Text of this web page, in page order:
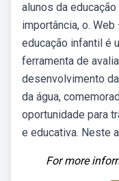
alunos da
importância, o.
educação infantil é
ferramenta de
desenvolvimento
da água,
oportunidade para
e educativa. Neste
For more